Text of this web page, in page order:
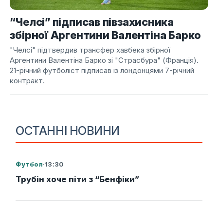
ОСТАННІ НОВИНИ
Футбол·13:30
Трубін хоче піти з “Бенфіки”
“Челсі” підписав півзахисника
збірної Аргентини Валентіна Барко
"Челсі" підтвердив трансфер хавбека збірної
Аргентини Валентіна Барко зі "Страсбура" (Франція).
21-річний футболіст підписав із лондонцями 7-річний
контракт.